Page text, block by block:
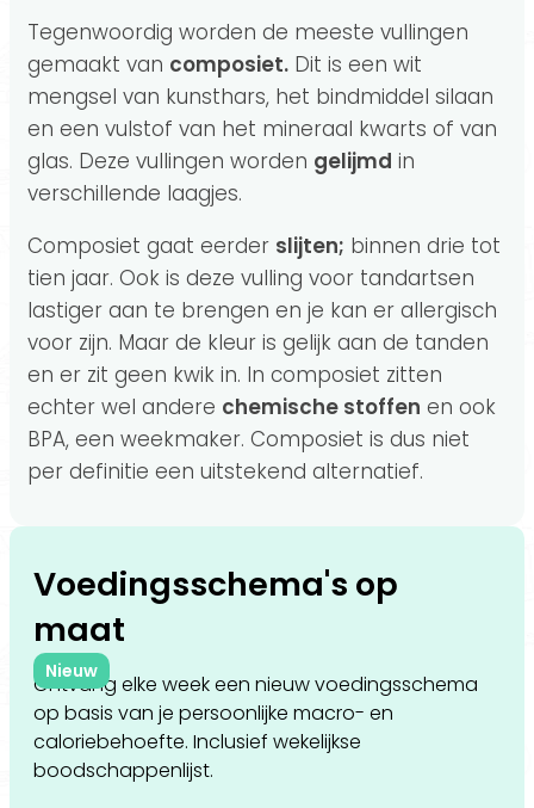
Tegenwoordig worden de meeste vullingen
gemaakt van composiet. Dit is een wit
mengsel van kunsthars, het bindmiddel silaan
en een vulstof van het mineraal kwarts of van
glas. Deze vullingen worden gelijmd in
verschillende laagjes.
Composiet gaat eerder slijten; binnen drie tot
tien jaar. Ook is deze vulling voor tandartsen
lastiger aan te brengen en je kan er allergisch
voor zijn. Maar de kleur is gelijk aan de tanden
en er zit geen kwik in. In composiet zitten
echter wel andere chemische stoffen en ook
BPA, een weekmaker. Composiet is dus niet
per definitie een uitstekend alternatief.
Voedingsschema's op
maat
Nieuw
Ontvang elke week een nieuw voedingsschema
op basis van je persoonlijke macro- en
caloriebehoefte. Inclusief wekelijkse
boodschappenlijst.